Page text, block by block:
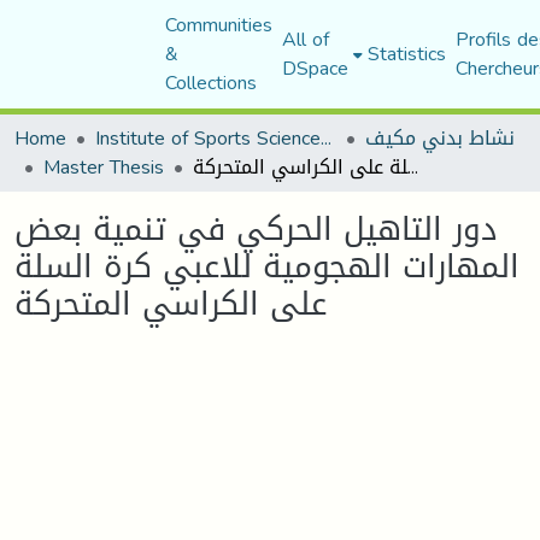
Communities
&
Collections
All of
DSpace Statistics Profils
Home
Institute of Sports Sciences and Techniques نشاط بدني مكيف
Master Thesis دور التاهيل الحركي في تنمية بعض المهارات الهجومية للاعبي كرة السلة على الكراسي المتحركة
دور التاهيل الحركي في تنمية بعض
المهارات الهجومية للاعبي كرة السلة
على الكراسي المتحركة